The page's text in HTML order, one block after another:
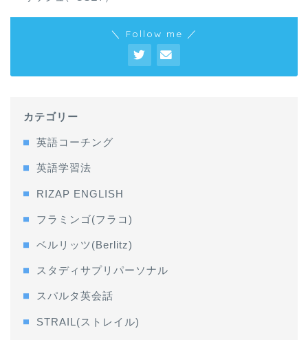
＼ Follow me ／
カテゴリー
英語コーチング
英語学習法
RIZAP ENGLISH
フラミンゴ(フラコ)
ベルリッツ(Berlitz)
スタディサプリパーソナル
スパルタ英会話
STRAIL(ストレイル)